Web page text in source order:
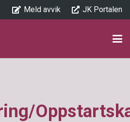
Meld avvik JK Portalen